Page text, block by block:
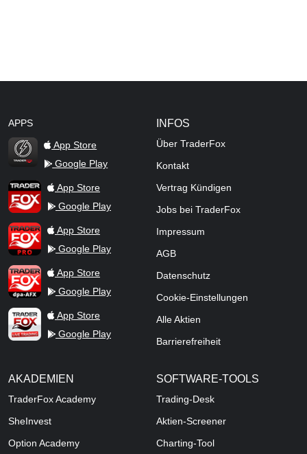
APPS
TraderFox Flash
App Store
Google Play
TraderFox AppApp Store
Google Play
TraderFox ProApp Store
Google Play
TraderFox dpa-AFX ProFeed
App Store
Google Play
TraderFox Live Trading
App Store
Google Play
INFOS
Über TraderFox
Kontakt
Vertrag Kündigen
Jobs bei TraderFox
Impressum
AGB
Datenschutz
Cookie-Einstellungen
Alle Aktien
Barrierefreiheit
AKADEMIEN
TraderFox Academy
SheInvest
Option Academy
SOFTWARE-TOOLS
Trading-Desk
Aktien-Screener
Charting-Tool